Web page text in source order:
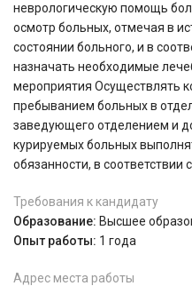
неврологическую помощь
осмотр больных, отмечая в
состоянии больного, и в
назначать необходимые
мероприятия Осуществлять
пребыванием больных в
заведующего отделением и
курируемых больных
обязанности, в соответствии
Требования к кандидату
Образование: Высшее
Опыт работы: 1 года
Адрес места работы